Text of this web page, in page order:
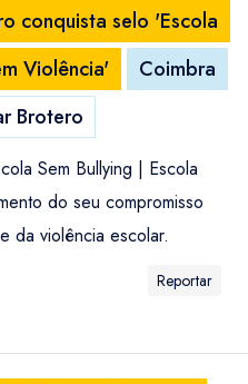
conquista selo 'Escola
Violência'
Coimbra
Brotero
Sem Bullying | Escola
do seu compromisso
da violência escolar.
Reportar